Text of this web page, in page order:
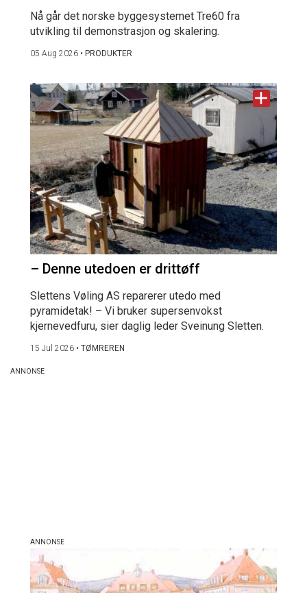
Nå går det norske byggesystemet Tre60 fra
utvikling til demonstrasjon og skalering.
05 Aug 2026 • PRODUKTER
– Denne utedoen er drittøff
Slettens Vøling AS reparerer utedo med
pyramidetak! – Vi bruker supersenvokst
kjernevedfuru, sier daglig leder Sveinung Sletten.
15 Jul 2026 • TØMREREN